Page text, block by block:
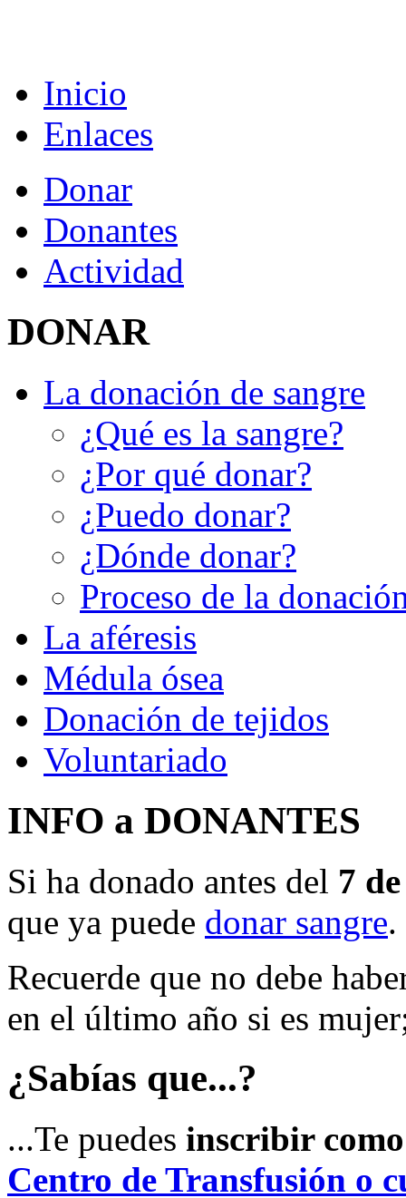
Inicio
Enlaces
Donar
Donantes
Actividad
DONAR
La donación de sangre
¿Qué es la sangre?
¿Por qué donar?
¿Puedo donar?
¿Dónde donar?
Proceso de la
La aféresis
Médula ósea
Donación de tejidos
Voluntariado
INFO a DONANTES
Si ha donado antes del 7
que ya puede donar sangre.
Recuerde que no debe
en el último año si es
¿Sabías que...?
...Te puedes inscribir
Centro de Transfusión o